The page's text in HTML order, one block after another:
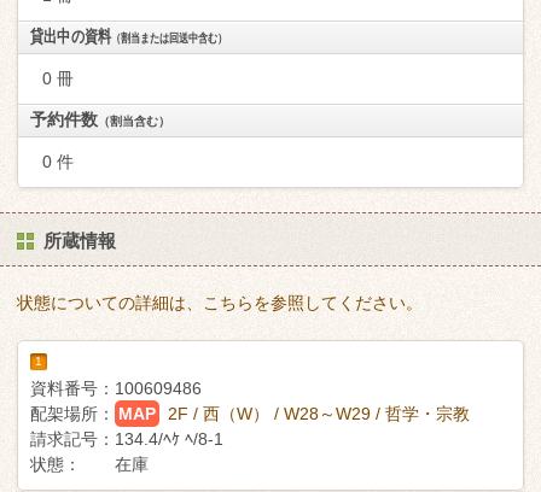
貸出中の資料（割当または回送中含む）
0 冊
予約件数 （割当含む）
0 件
所蔵情報
状態についての詳細は、こちらを参照してください。
1
資料番号： 100609486
配架場所：
MAP
2F / 西（W） / W28～W29 / 哲学・宗教
請求記号： 134.4/ﾍｹ ﾍ/8-1
状態：
在庫